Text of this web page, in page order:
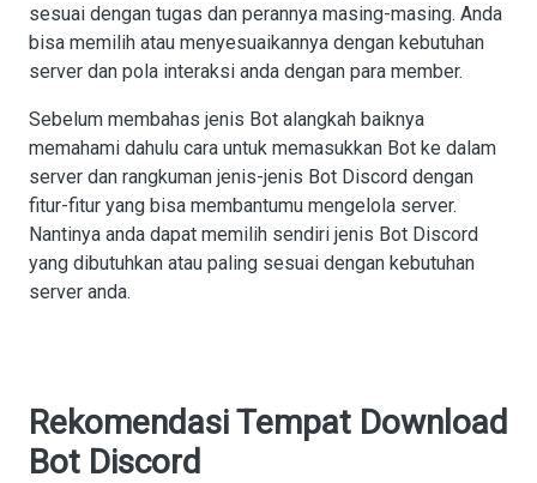
sesuai dengan tugas dan perannya masing-masing. Anda
bisa memilih atau menyesuaikannya dengan kebutuhan
server dan pola interaksi anda dengan para member.
Sebelum membahas jenis Bot alangkah baiknya
memahami dahulu cara untuk memasukkan Bot ke dalam
server dan rangkuman jenis-jenis Bot Discord dengan
fitur-fitur yang bisa membantumu mengelola server.
Nantinya anda dapat memilih sendiri jenis Bot Discord
yang dibutuhkan atau paling sesuai dengan kebutuhan
server anda.
Rekomendasi Tempat Download
Bot Discord